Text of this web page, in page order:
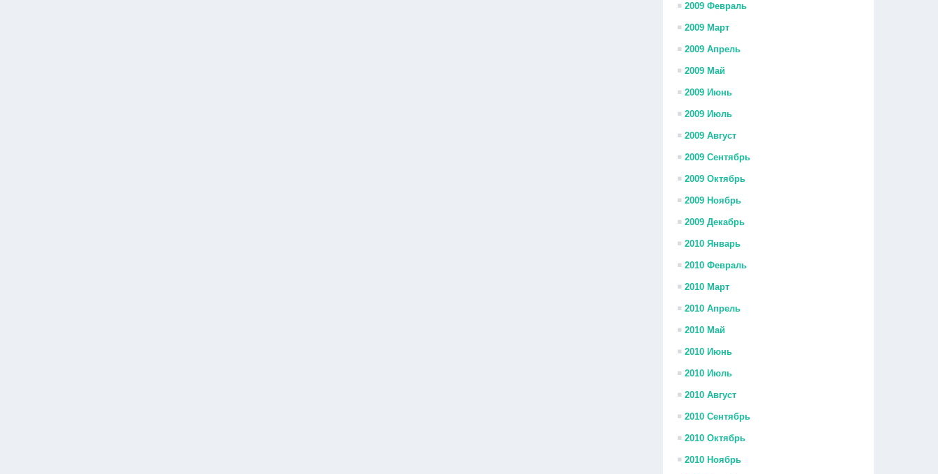
2009 Февраль
2009 Март
2009 Апрель
2009 Май
2009 Июнь
2009 Июль
2009 Август
2009 Сентябрь
2009 Октябрь
2009 Ноябрь
2009 Декабрь
2010 Январь
2010 Февраль
2010 Март
2010 Апрель
2010 Май
2010 Июнь
2010 Июль
2010 Август
2010 Сентябрь
2010 Октябрь
2010 Ноябрь